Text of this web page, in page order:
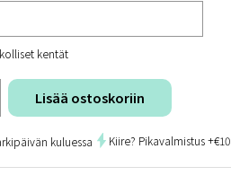
kentät
Lisää ostoskoriin
kuluessa Kiire? Pikavalmistus +€10